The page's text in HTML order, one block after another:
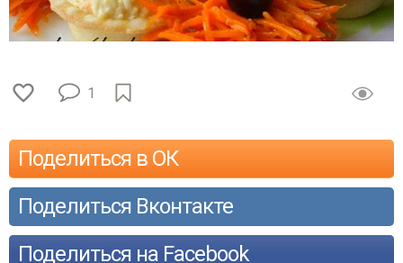
1
Поделиться в ОК
Поделиться Вконтакте
Поделиться на Facebook